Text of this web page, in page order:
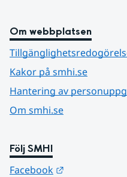
Om webbplatsen
Kakor på smhi.se
Hantering av
Om smhi.se
Följ SMHI
Facebook